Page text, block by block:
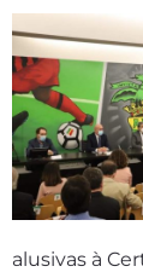
alusivas à